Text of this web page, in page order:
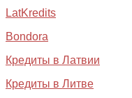
LatKredits
Bondora
Кредиты в Латвии
Кредиты в Литве